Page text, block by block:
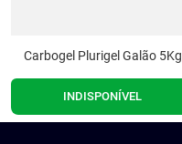
Carbogel Plurigel Galão 5Kg
INDISPONÍVEL